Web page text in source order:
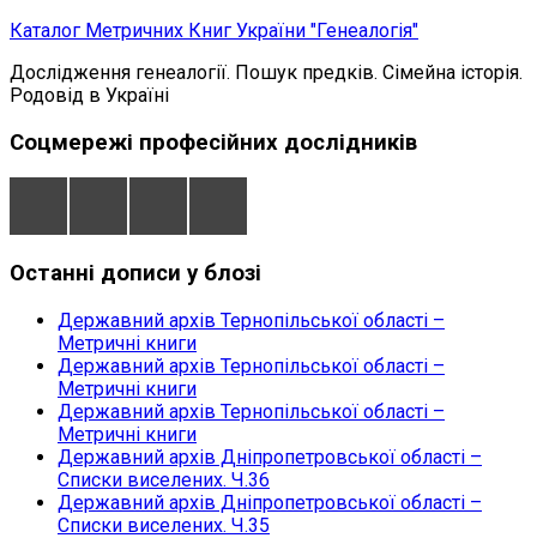
Skip
content
Каталог Метричних Книг України "Генеалогія"
Дослідження генеалогії. Пошук предків. Сімейна історія.
Родовід в Україні
Соцмережі професійних дослідників
Останні дописи у блозі
Державний архів Тернопільської області –
Метричні книги
Державний архів Тернопільської області –
Метричні книги
Державний архів Тернопільської області –
Метричні книги
Державний архів Дніпропетровської області –
Списки виселених. Ч.36
Державний архів Дніпропетровської області –
Списки виселених. Ч.35